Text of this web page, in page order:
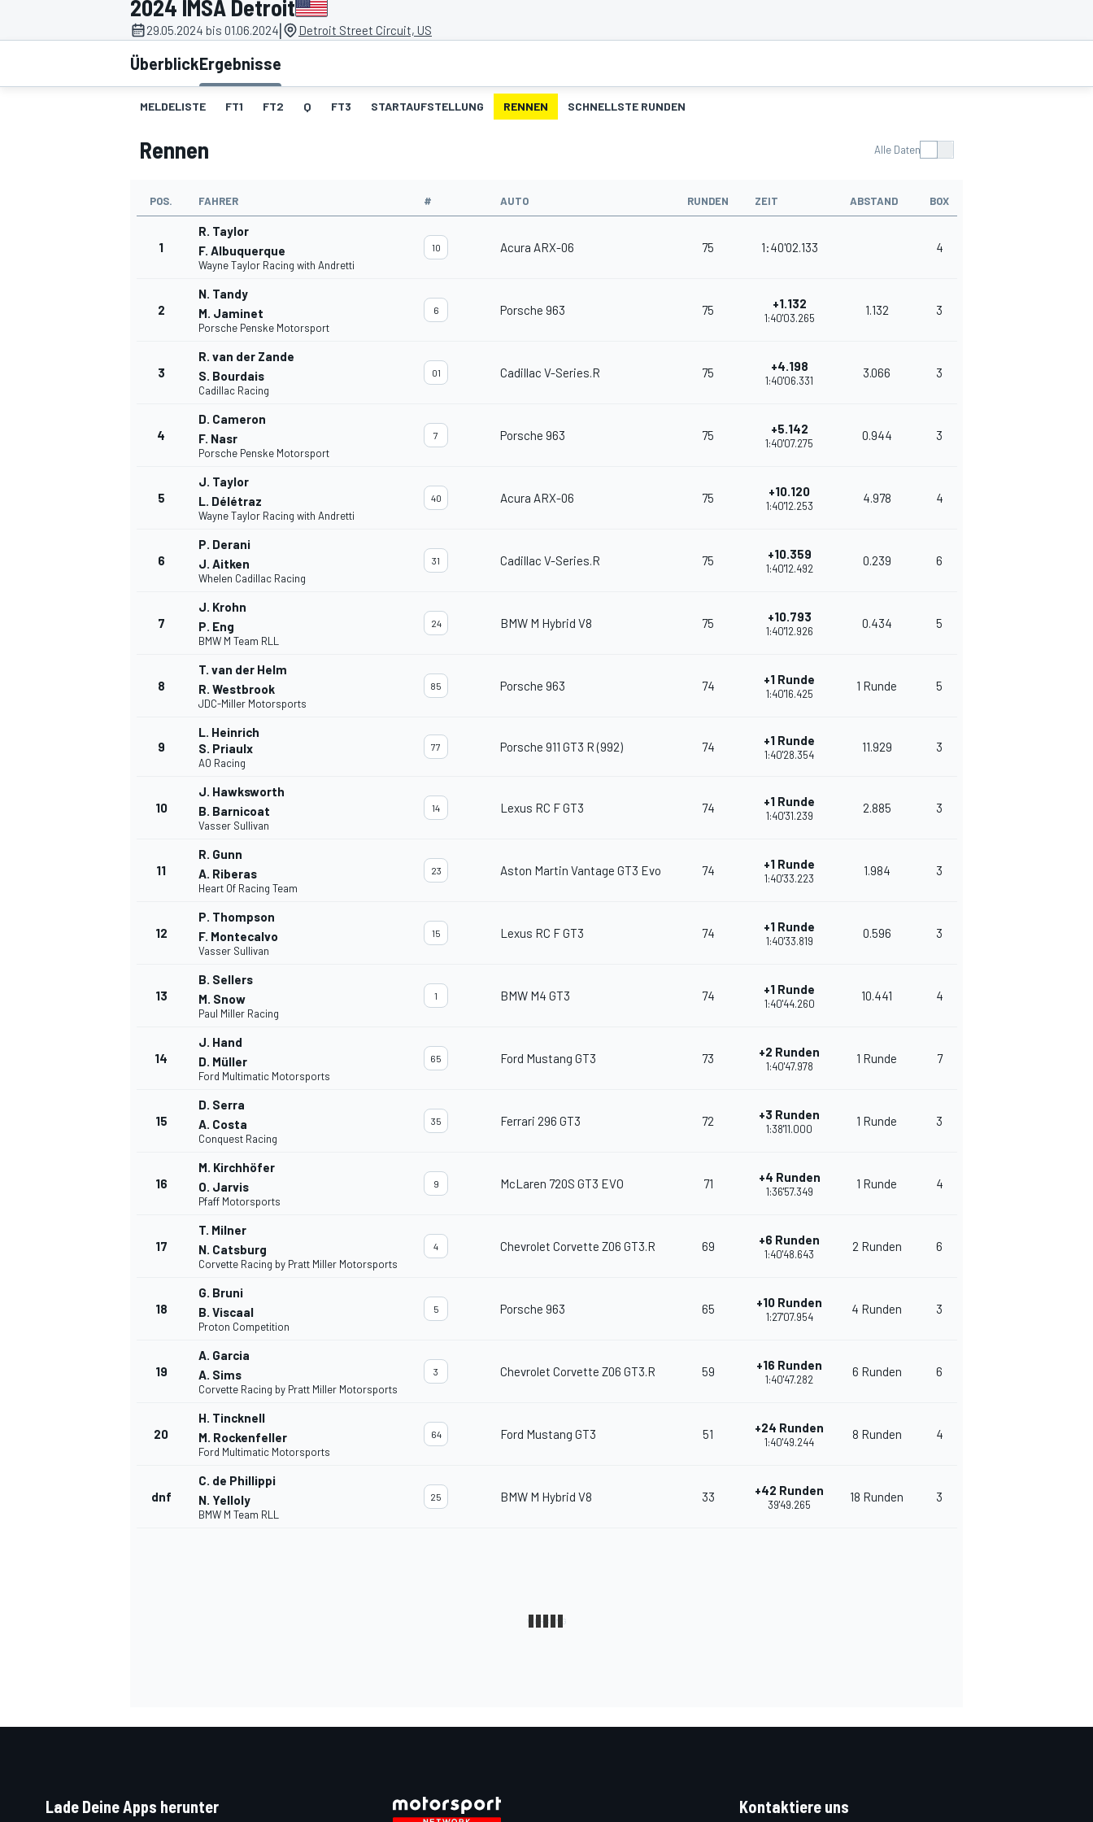
MOTOGP
SPORTWAGEN
2024 IMSA Detroit
29.05.2024 bis 01.06.2024| Detroit Street Circuit, US
ÜberblickErgebnisse
MELDELISTE FT1 FT2 Q FT3 STARTAUFSTELLUNG RENNEN SCHNELLSTE RUNDEN
Rennen Alle Daten
POS. FAHRER # AUTO RUNDEN ZEIT ABSTAND BOX
1
R. Taylor
F. Albuquerque
Wayne Taylor Racing with Andretti
10 Acura ARX-06 75 1:40'02.133 4
2
N. Tandy
M. Jaminet
Porsche Penske Motorsport
6 Porsche 963 75 +1.132
1:40'03.265
1.132 3
3
R. van der Zande
S. Bourdais
Cadillac Racing
01 Cadillac V-Series.R 75 +4.198
1:40'06.331
3.066 3
4
D. Cameron
F. Nasr
Porsche Penske Motorsport
7 Porsche 963 75 +5.142
1:40'07.275
0.944 3
5
J. Taylor
L. Délétraz
Wayne Taylor Racing with Andretti
40 Acura ARX-06 75 +10.120
1:40'12.253
4.978 4
6
P. Derani
J. Aitken
Whelen Cadillac Racing
31 Cadillac V-Series.R 75 +10.359
1:40'12.492
0.239 6
7
J. Krohn
P. Eng
BMW M Team RLL
24 BMW M Hybrid V8 75 +10.793
1:40'12.926
0.434 5
8
T. van der Helm
R. Westbrook
JDC-Miller Motorsports
85 Porsche 963 74 +1 Runde
1:40'16.425
1 Runde 5
9
L. Heinrich
S. Priaulx
AO Racing
77 Porsche 911 GT3 R (992) 74 +1 Runde
1:40'28.354
11.929 3
10
J. Hawksworth
B. Barnicoat
Vasser Sullivan
14 Lexus RC F GT3 74 +1 Runde
1:40'31.239
2.885 3
11
R. Gunn
A. Riberas
Heart Of Racing Team
23 Aston Martin Vantage GT3 Evo 74 +1 Runde
1:40'33.223
1.984 3
12
P. Thompson
F. Montecalvo
Vasser Sullivan
15 Lexus RC F GT3 74 +1 Runde
1:40'33.819
0.596 3
13
B. Sellers
M. Snow
Paul Miller Racing
1 BMW M4 GT3 74 +1 Runde
1:40'44.260
10.441 4
14
J. Hand
D. Müller
Ford Multimatic Motorsports
65 Ford Mustang GT3 73 +2 Runden
1:40'47.978
1 Runde 7
15
D. Serra
A. Costa
Conquest Racing
35 Ferrari 296 GT3 72 +3 Runden
1:38'11.000
1 Runde 3
16
M. Kirchhöfer
O. Jarvis
Pfaff Motorsports
9 McLaren 720S GT3 EVO 71 +4 Runden
1:36'57.349
1 Runde 4
17
T. Milner
N. Catsburg
Corvette Racing by Pratt Miller Motorsports
4 Chevrolet Corvette Z06 GT3.R 69 +6 Runden
1:40'48.643
2 Runden 6
18
G. Bruni
B. Viscaal
Proton Competition
5 Porsche 963 65 +10 Runden
1:27'07.954
4 Runden 3
19
A. Garcia
A. Sims
Corvette Racing by Pratt Miller Motorsports
3 Chevrolet Corvette Z06 GT3.R 59 +16 Runden
1:40'47.282
6 Runden 6
20
H. Tincknell
M. Rockenfeller
Ford Multimatic Motorsports
64 Ford Mustang GT3 51 +24 Runden
1:40'49.244
8 Runden 4
dnf
C. de Phillippi
N. Yelloly
BMW M Team RLL
25 BMW M Hybrid V8 33 +42 Runden
39'49.265
18 Runden 3
Lade Deine Apps herunter Kontaktiere uns